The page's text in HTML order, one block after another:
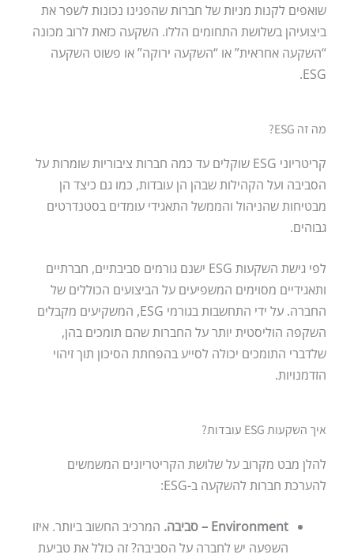
שואפים לקנות מניות של חברות שהפגינו נכונות לשפר את
ביצועיהן בשלושת התחומים הללו. השקעה כזאת לרוב מכונה
“השקעה אחראית” או “השקעה ירוקה” או פשוט השקעה
ESG.
מה זה ESG?
קריטריוני ESG שוקלים עד כמה חברות ציבוריות שומרות על
הסביבה ועל הקהילות שבהן הן עובדות, כמו גם כיצד הן
מבטיחות שהניהול והממשל התאגידי עומדים בסטנדרטים
גבוהים.
לפי גישת השקעות ESG ישנם גורמים סביבתיים, חברתיים
ותאגידיים מסוימים המשפיעים על הביצועים הכוללים של
החברה. על ידי התחשבות בגורמי ESG, המשקיעים מקבלים
השקפה הוליסטית יותר על החברות שהם תומכים בהן,
שלדברי התומכים יכולה לסייע בהפחתת הסיכון תוך זיהוי
הזדמנויות.
איך השקעות ESG עובדות?
להלן מבט מקרוב על שלושת הקריטריונים המשמשים
להערכת חברות להשקעה ב-ESG:
Environment – סביבה. המרכיב החשוב ביותר. איזו
השפעה יש לחברה על הסביבה? זה כולל את טביעת